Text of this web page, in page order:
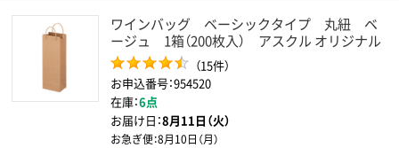
ワインバッグ ベーシックタイプ 丸紐 ベ
ージュ 1箱（200枚入） アスクル オリジナル
（15件）
お申込番号：954520
在庫：6点
お届け日：8月11日（火）
お急ぎ便：8月10日（月）